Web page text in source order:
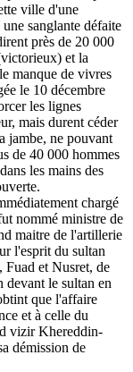
ville d'une
sanglante défaite
près de 20 000
et la
manque de vivres
le 10 décembre
les lignes
mais durent céder
jambe, ne pouvant
de 40 000 hommes
les mains des
chargé
nommé ministre de
maitre de l'artillerie
l'esprit du sultan
Fuad et Nusret, de
devant le sultan en
que l'affaire
et à celle du
vizir Khereddin-
démission de